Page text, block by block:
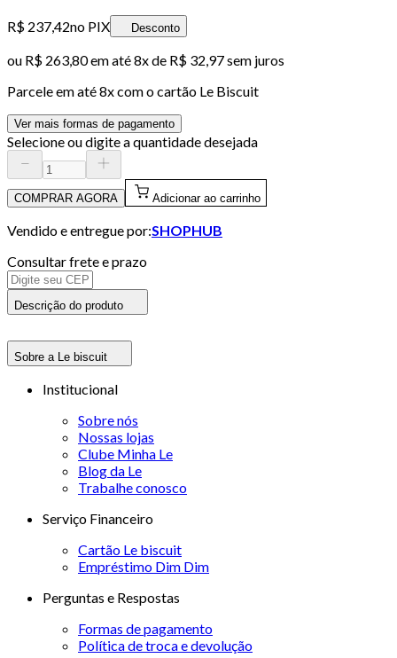
R$ 237,42no PIX Desconto
ou R$ 263,80em até8x de R$ 32,97 sem juros
Parcele em até8x com o cartão Le Biscuit
Ver mais formas de pagamento
Selecione ou digite a quantidade desejada
COMPRAR AGORA Adicionar ao carrinho
Vendido e entregue por:SHOPHUB
Consultar frete e prazo
Descrição do produto
Sobre a Le biscuit
Institucional
Sobre nós
Nossas lojas
Clube Minha Le
Blog da Le
Trabalhe conosco
Serviço Financeiro
Cartão Le biscuit
Empréstimo Dim Dim
Perguntas e Respostas
Formas de pagamento
Política de troca e devolução